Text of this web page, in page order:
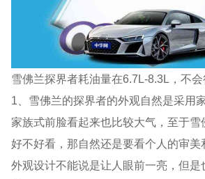
雪佛兰探界者耗油量在6.7L-8.3L，不会
1、雪佛兰的探界者的外观自然是采用
家族式前脸看起来也比较大气，至于
好不好看，那自然还是要看个人的审美
外观设计不能说是让人眼前一亮，但是